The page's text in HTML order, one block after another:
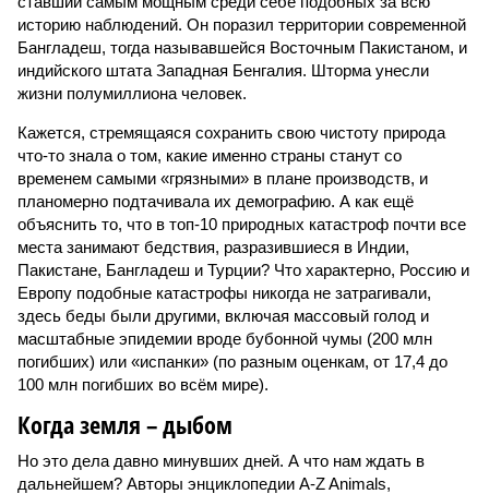
историю наблюдений. Он поразил территории современной
Бангладеш, тогда называвшейся Восточным Пакистаном, и
индийского штата Западная Бенгалия. Шторма унесли
жизни полумиллиона человек.
Кажется, стремящаяся сохранить свою чистоту природа
что-то знала о том, какие именно страны станут со
временем самыми «грязными» в плане производств, и
планомерно подтачивала их демографию. А как ещё
объяснить то, что в топ-10 природных катастроф почти все
места занимают бедствия, разразившиеся в Индии,
Пакистане, Бангладеш и Турции? Что характерно, Россию и
Европу подобные катастрофы никогда не затрагивали,
здесь беды были другими, включая массовый голод и
масштабные эпидемии вроде бубонной чумы (200 млн
погибших) или «испанки» (по разным оценкам, от 17,4 до
100 млн погибших во всём мире).
Когда земля – дыбом
Но это дела давно минувших дней. А что нам ждать в
дальнейшем? Авторы энциклопедии A-Z Animals,